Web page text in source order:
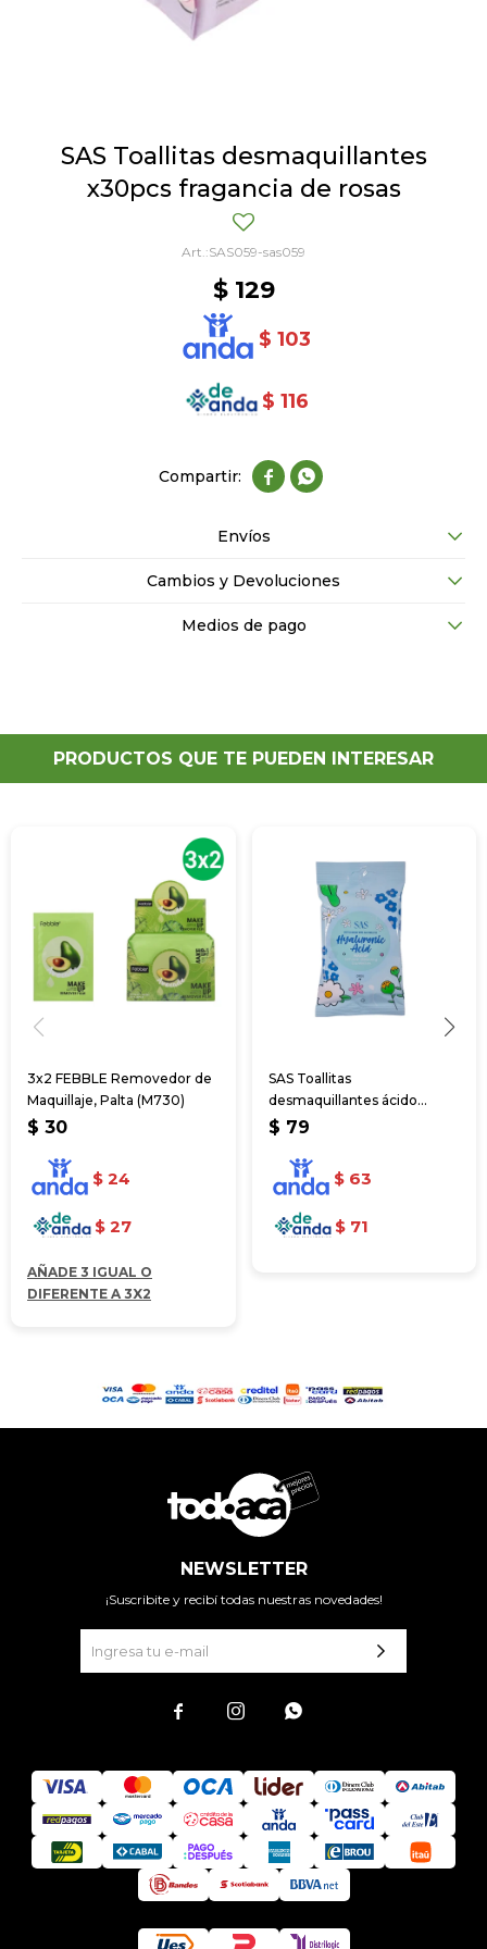
SAS Toallitas desmaquillantes
x30pcs fragancia de rosas
SAS059-sas059
$ 129
$ 103
$ 116
 
Envíos
Cambios y Devoluciones
Medios de pago
PRODUCTOS QUE TE PUEDEN INTERESAR
3x2 FEBBLE Removedor de
Maquillaje, Palta (M730)
$ 30
$ 24
$ 27
AÑADE 3 IGUAL O
DIFERENTE A 3X2
SAS Toallitas
desmaquillantes ácido
hialurónico x10pcs
$ 79
$ 63
$ 71
NEWSLETTER
¡Suscribite y recibí todas nuestras novedades!
  